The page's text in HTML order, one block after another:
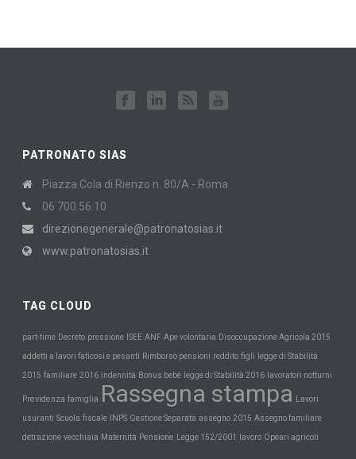
PATRONATO SIAS
Piazza Cola di Rienzo n. 80/A - Roma
06 700.56.10
direzionegenerale@patronatosias.it
www.patronatosias.it
TAG CLOUD
part-time Decreto pressione ISEE ANF Ape volontaria Disoccupazione Agricola 2015
addetti a lavori faticosi e pesanti Rimborso pensioni reddito figli legge di Stabilità
2015 familiare 2016 indennità Bonus bebè legge di Stabilità 2016 lavoratori notturni
Previdenza famiglia Rassegna stampa Lavori
usuranti Scuola fiscale INPS Gestione Separata assegno 2015 Assegno familiare
detrazione vecchiaia Maternità Pensione Legge 152/2001 lavoro Opeari agricoli